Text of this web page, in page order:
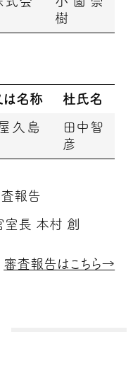
樹
は名称 杜氏名
久島
田中智
彦
報告
長 本村 創
審査報告はこちら→